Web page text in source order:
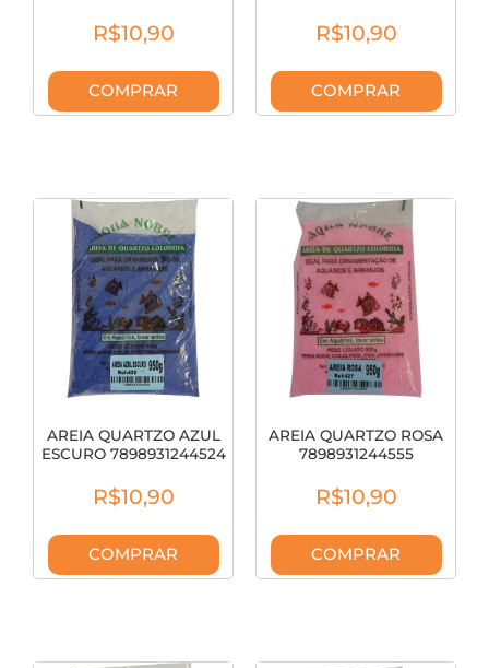
R$10,90
COMPRAR
R$10,90
COMPRAR
AREIA QUARTZO AZUL
ESCURO 7898931244524
R$10,90
COMPRAR
AREIA QUARTZO ROSA
7898931244555
R$10,90
COMPRAR